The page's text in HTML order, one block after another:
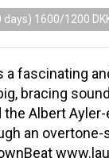
1600/1200
a fascinating
bracing
the Albert
an overtone-